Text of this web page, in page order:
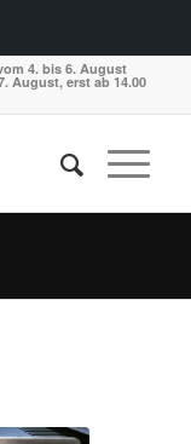
4. bis 6. August
August, erst ab 14.00